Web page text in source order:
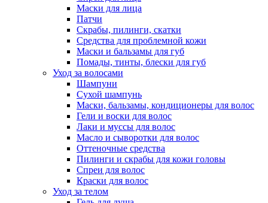
Маски для лица
Патчи
Скрабы, пилинги, скатки
Средства для проблемной кожи
Маски и бальзамы для губ
Помады, тинты, блески для губ
Уход за волосами
Шампуни
Сухой шампунь
Маски, бальзамы, кондиционеры для волос
Гели и воски для волос
Лаки и муссы для волос
Масло и сыворотки для волос
Оттеночные средства
Пилинги и скрабы для кожи головы
Спреи для волос
Краски для волос
Уход за телом